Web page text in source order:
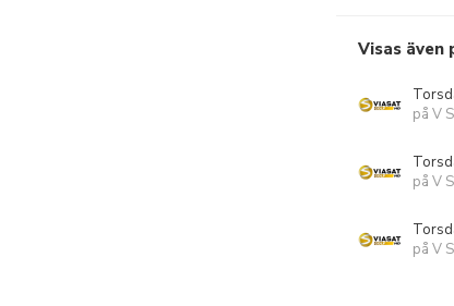
Visas även
på V
på V
på V